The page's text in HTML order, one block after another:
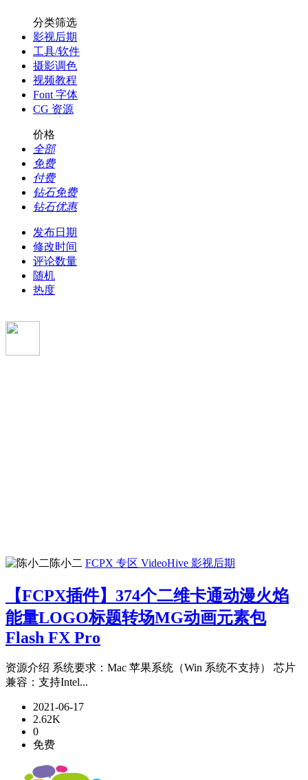
分类筛选
影视后期
工具/软件
摄影调色
视频教程
Font 字体
CG 资源
价格
全部
免费
付费
钻石免费
钻石优惠
发布日期
修改时间
评论数量
随机
热度
陈小二 FCPX 专区 VideoHive 影视后期
【FCPX插件】374个二维卡通动漫火焰
能量LOGO标题转场MG动画元素包
Flash FX Pro
资源介绍 系统要求：Mac 苹果系统（Win 系统不支持） 芯片
兼容：支持Intel...
2021-06-17
2.62K
0
免费